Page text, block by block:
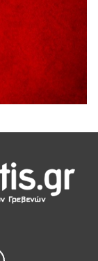
«Μικρές